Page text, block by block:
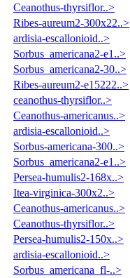
Ceanothus-thyrsiflor..>
Ribes-aureum2-300x22..>
ardisia-escallonioid..>
Sorbus_americana2-e1..>
Sorbus_americana2-30..>
Ribes-aureum2-e15222..>
ceanothus-thyrsiflor..>
Ceanothus-americanus..>
ardisia-escallonioid..>
Sorbus-americana-300..>
Sorbus_americana2-e1..>
Persea-humulis2-168x..>
Itea-virginica-300x2..>
Ceanothus-americanus..>
Ceanothus-thyrsiflor..>
Persea-humulis2-150x..>
ardisia-escallonioid..>
Sorbus_americana_fl-..>